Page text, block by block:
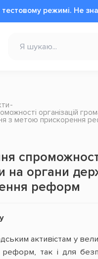
режимі. Не
організацій
з метою прискорення
на органи
реформ
активістам у
реформ, так і для